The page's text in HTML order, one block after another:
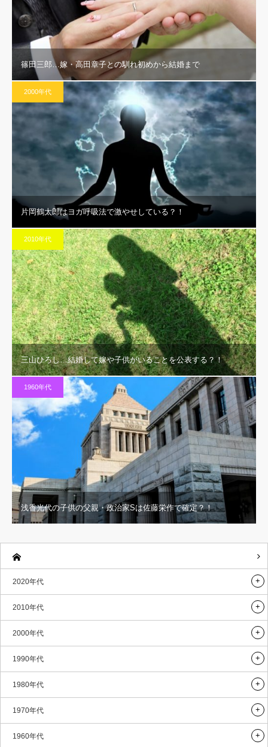
篠田三郎…嫁・高田章子との馴れ初めから結婚まで
2000年代
片岡鶴太郎はヨガ呼吸法で激やせしている？！
2010年代
三山ひろし…結婚して嫁や子供がいることを公表する？！
1960年代
浅香光代の子供の父親・政治家Sは佐藤栄作で確定？！
2020年代
2010年代
2000年代
1990年代
1980年代
1970年代
1960年代